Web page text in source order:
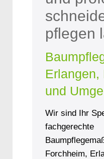
pflegen
Erlangen,
und
Wir sind Ihr
fachgerechte
Forchheim,